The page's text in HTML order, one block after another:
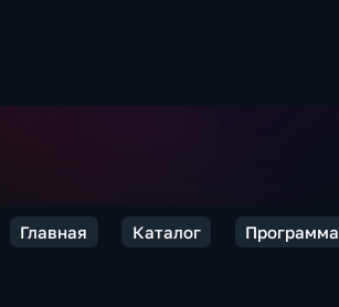
Главная Каталог Программа